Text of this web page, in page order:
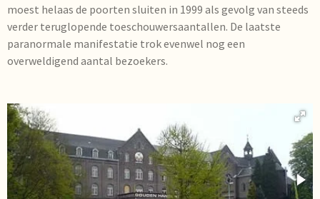
moest helaas de poorten sluiten in 1999 als gevolg van steeds
verder teruglopende toeschouwersaantallen. De laatste
paranormale manifestatie trok evenwel nog een
overweldigend aantal bezoekers.